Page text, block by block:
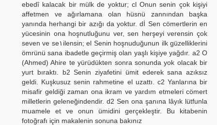
ebedî kalacak bir mülk de yoktur; cl Onun senin çok kişiyi
affetmen ve ağırlamana olan hüsnü zannından başka
yanında herhangi bir azığı da yoktur. dİ Sen cömertlerin en
yücesinin ona hoşnutluğunu ver, sen herşeyi verensin çok
seven ve se١ilensin; el Senin hoşnuduğunun ilk güzelliklerini
ömrünü sana ibadetle geçirmiş olan yaşlı kişiye yağdır. a2 O
(Ahmed) Ahire te yürüdükten sonra sonunda yok olacak bir
yurt bıraktı. b2 Senin ziyafetini ümit ederek sana azıksız
geldi. Kuşkusuz senin rahmetine el uzattı. c2 Yanlarına bir
misafir geldiği zaman ona ikram ve yardım etmeleri cömert
milletlerin geleneğindendir. d2 Sen ona şanına lâyık lütfunla
muamele et ve onun ümidini gerçekleştir. Bu kitabenin
fotoğrafı için makalenin sonuna bakınız